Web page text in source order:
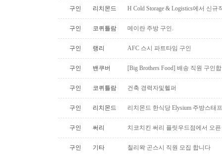
구인 리치몬드 H Cold Storage & Logistics에서 신규
구인 코퀴틀람 메이란 주방 구인.
구인 랭리 AFC 스시 파트타임 구인
구인 밴쿠버 [Big Brothers Food] 배송 직원 구인
구인 코퀴틀람 건축 경력자및헬퍼
구인 리치몬드 리치몬드 한식당 Elysium 주방스태
구인 써리 치코치킨 써리 플릿우드점에서 오
구인 기타 칠리왁 곤스시 직원 모집 합니다